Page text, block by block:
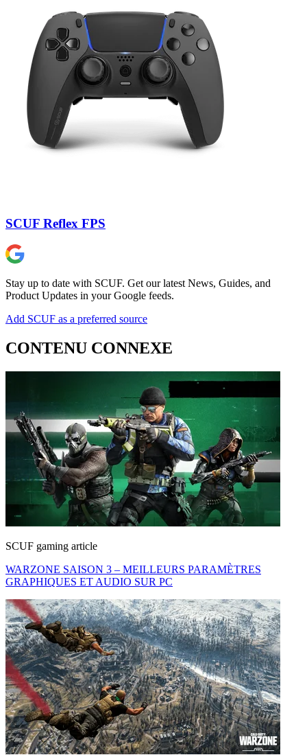
SCUF Reflex FPS
Stay up to date with SCUF. Get our latest News, Guides, and
Product Updates in your Google feeds.
Add SCUF as a preferred source
CONTENU CONNEXE
SCUF gaming article
WARZONE SAISON 3 – MEILLEURS PARAMÈTRES
GRAPHIQUES ET AUDIO SUR PC